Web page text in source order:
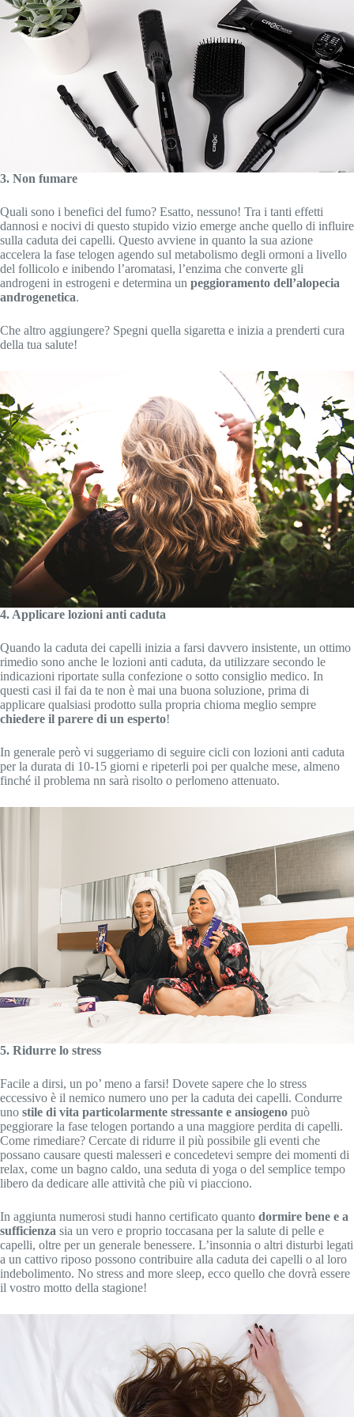
3. Non fumare
Quali sono i benefici del fumo? Esatto, nessuno! Tra i tanti effetti
dannosi e nocivi di questo stupido vizio emerge anche quello di influire
sulla caduta dei capelli. Questo avviene in quanto la sua azione
accelera la fase telogen agendo sul metabolismo degli ormoni a livello
del follicolo e inibendo l’aromatasi, l’enzima che converte gli
androgeni in estrogeni e determina un peggioramento dell’alopecia
androgenetica.
Che altro aggiungere? Spegni quella sigaretta e inizia a prenderti cura
della tua salute!
4. Applicare lozioni anti caduta
Quando la caduta dei capelli inizia a farsi davvero insistente, un ottimo
rimedio sono anche le lozioni anti caduta, da utilizzare secondo le
indicazioni riportate sulla confezione o sotto consiglio medico. In
questi casi il fai da te non è mai una buona soluzione, prima di
applicare qualsiasi prodotto sulla propria chioma meglio sempre
chiedere il parere di un esperto!
In generale però vi suggeriamo di seguire cicli con lozioni anti caduta
per la durata di 10-15 giorni e ripeterli poi per qualche mese, almeno
finché il problema nn sarà risolto o perlomeno attenuato.
5. Ridurre lo stress
Facile a dirsi, un po’ meno a farsi! Dovete sapere che lo stress
eccessivo è il nemico numero uno per la caduta dei capelli. Condurre
uno stile di vita particolarmente stressante e ansiogeno può
peggiorare la fase telogen portando a una maggiore perdita di capelli.
Come rimediare? Cercate di ridurre il più possibile gli eventi che
possano causare questi malesseri e concedetevi sempre dei momenti di
relax, come un bagno caldo, una seduta di yoga o del semplice tempo
libero da dedicare alle attività che più vi piacciono.
In aggiunta numerosi studi hanno certificato quanto dormire bene e a
sufficienza sia un vero e proprio toccasana per la salute di pelle e
capelli, oltre per un generale benessere. L’insonnia o altri disturbi legati
a un cattivo riposo possono contribuire alla caduta dei capelli o al loro
indebolimento. No stress and more sleep, ecco quello che dovrà essere
il vostro motto della stagione!